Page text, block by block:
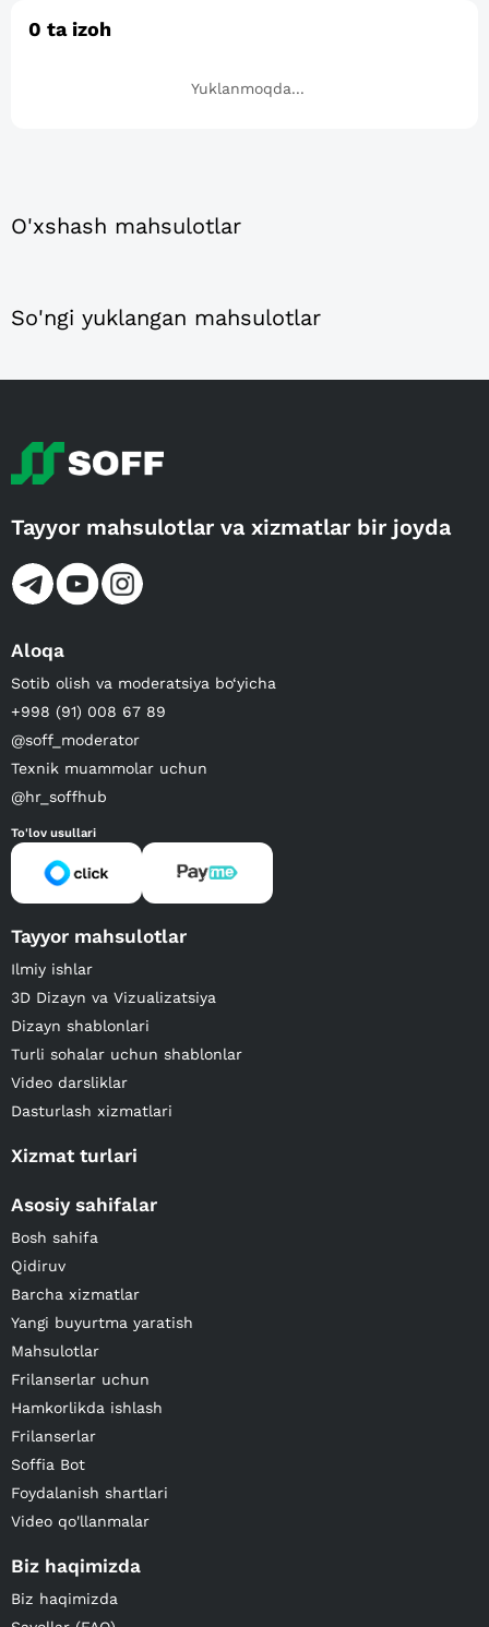
0 ta izoh
Yuklanmoqda...
O'xshash mahsulotlar
So'ngi yuklangan mahsulotlar
Tayyor mahsulotlar va xizmatlar bir joyda
Aloqa
Sotib olish va moderatsiya bo‘yicha
+998 (91) 008 67 89
@soff_moderator
Texnik muammolar uchun
@hr_soffhub
To'lov usullari
Tayyor mahsulotlar
Ilmiy ishlar
3D Dizayn va Vizualizatsiya
Dizayn shablonlari
Turli sohalar uchun shablonlar
Video darsliklar
Dasturlash xizmatlari
Xizmat turlari
Asosiy sahifalar
Bosh sahifa
Qidiruv
Barcha xizmatlar
Yangi buyurtma yaratish
Mahsulotlar
Frilanserlar uchun
Hamkorlikda ishlash
Frilanserlar
Soffia Bot
Foydalanish shartlari
Video qo'llanmalar
Biz haqimizda
Biz haqimizda